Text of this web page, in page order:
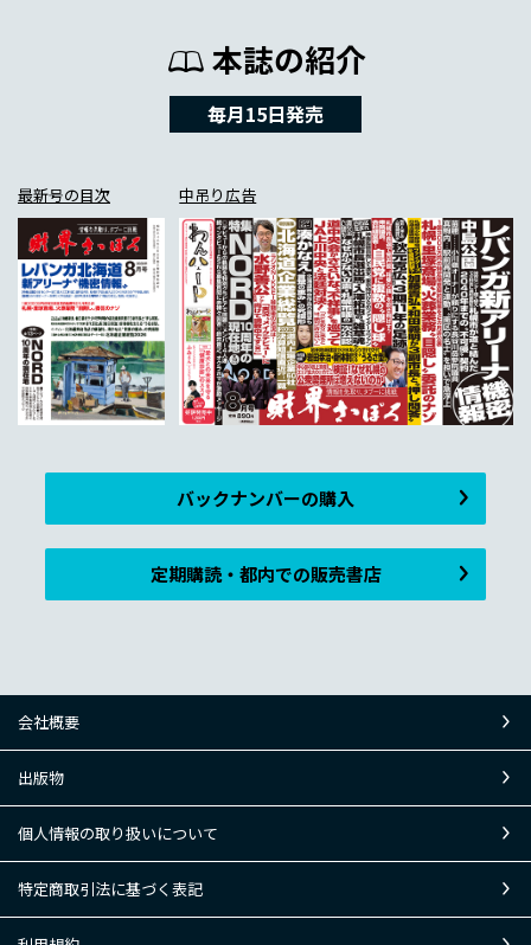
本誌の紹介
毎月15日発売
最新号の目次 中吊り広告
バックナンバーの購入
定期購読・都内での販売書店
会社概要
出版物
個人情報の取り扱いについて
特定商取引法に基づく表記